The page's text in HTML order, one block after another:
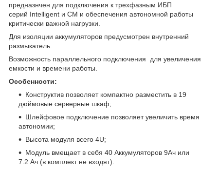
предназнчен для подключения к трехфазным ИБП
серий Intelligent и CM и обеспечения автономной работы
критически важной нагрузки.
Для изоляции аккумуляторов предусмотрен внутренний
размыкатель.
Возможность параллельного подключения для увеличения
емкости и времени работы.
Особенности:
Конструктив позволяет компактно разместить в 19
дюймовые серверные шкаф;
Шлейфовое подключение позволяет увеличить время
автономии;
Высота модуля всего 4U;
Модуль вмещает в себя 40 Аккумуляторов 9Ач или
7.2 Ач (в комплект не входят).